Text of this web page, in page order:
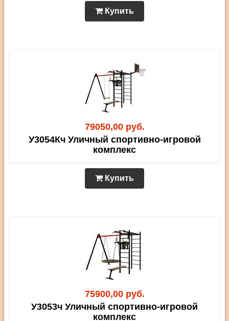
Купить
79050,00 руб.
У3054Кч Уличный спортивно-игровой
комплекс
Купить
75900,00 руб.
У3053ч Уличный спортивно-игровой
комплекс